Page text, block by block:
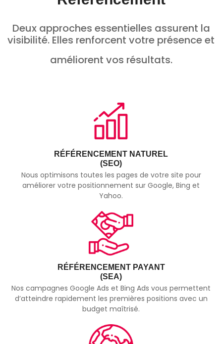
Deux approches essentielles assurent la
visibilité. Elles renforcent votre présence et
améliorent vos résultats.
RÉFÉRENCEMENT NATUREL
(SEO)
Nous optimisons toutes les pages de votre site pour
améliorer votre positionnement sur Google, Bing et
Yahoo.
RÉFÉRENCEMENT PAYANT
(SEA)
Nos campagnes Google Ads et Bing Ads vous permettent
d’atteindre rapidement les premières positions avec un
budget maîtrisé.